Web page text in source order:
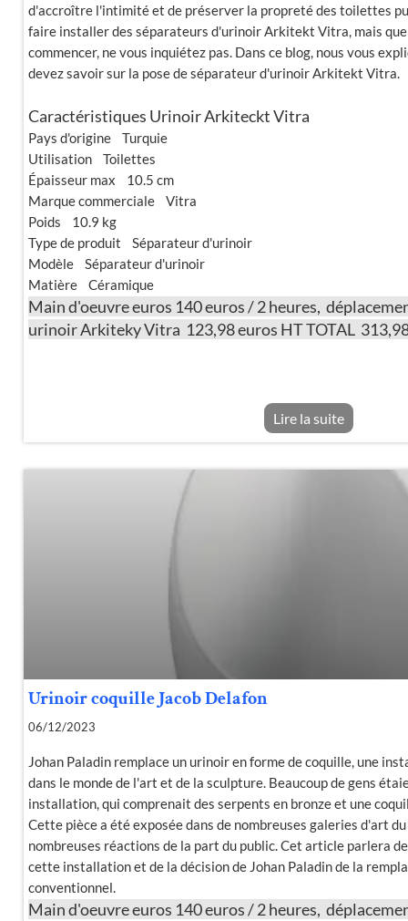
d'accroître l'intimité et de préserver la propreté des toilettes
faire installer des séparateurs d'urinoir Arkitekt Vitra, mais que
commencer, ne vous inquiétez pas. Dans ce blog, nous vous
devez savoir sur la pose de séparateur d'urinoir Arkitekt Vitra.
Caractéristiques Urinoir Arkiteckt Vitra
Pays d'origine Turquie
Utilisation Toilettes
Épaisseur max 10.5 cm
Marque commerciale Vitra
Poids 10.9 kg
Type de produit Séparateur d'urinoir
Modèle Séparateur d'urinoir
Matière Céramique
Main d'oeuvre euros 140 euros / 2 heures,
urinoir Arkiteky Vitra 123,98 euros HT TOTAL
Lire la suite
Urinoir coquille Jacob Delafon
06/12/2023
Johan Paladin remplace un urinoir en forme de coquille, une
dans le monde de l'art et de la sculpture. Beaucoup de gens
installation, qui comprenait des serpents en bronze et une
Cette pièce a été exposée dans de nombreuses galeries d'art
nombreuses réactions de la part du public. Cet article parlera
cette installation et de la décision de Johan Paladin de la
conventionnel.
Main d'oeuvre euros 140 euros / 2 heures,